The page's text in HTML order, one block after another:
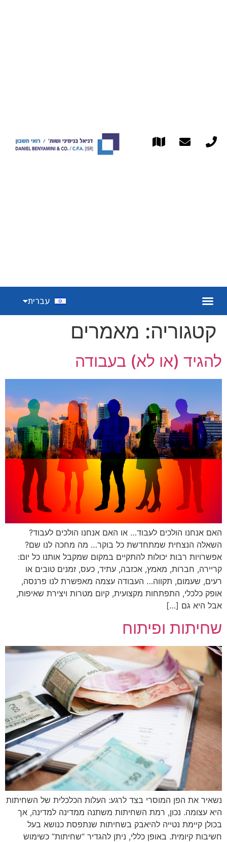
עברית
Español
קטגוריה: מאמרים
להגיד (או לא) בעבודה
האם אנחנו הולכים לעבוד… או האם אנחנו הולכים לעבוד?
השאלה הנצחית שמתחדשת כל בוקר… מה מחכה לנו שם?
אפשרויות רבות יכולות להתקיים במקום שמקבל אותנו כל יום:
קריירה, חברות, מאמץ, אכזבה, עתיד, כעס, זמנים טובים או
רעים, שעמום, תקווה… העבודה עצמה מאפשרת לנו פרנסה,
אופק כלכלי, התפתחות מקצועית, קיום מטרות ויצירת שאיפות,
אבל היא גם […]
שחיתות ופיתוח
נשאיר את הפן המוסרי בצד לרגע: העלות הכלכלית של השחיתות
היא עצומה. נכון, רמת השחיתות משתנה ממדינה למדינה, אך
בכולן קיימת נטייה להיאבק בשחיתות שנתפסת כנושא בעל
חשיבות קיומית. באופן כללי, ניתן להגדיר “שחיתות” כשימוש